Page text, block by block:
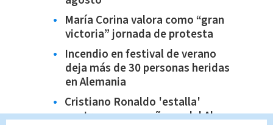
María Corina valora como “gran
victoria” jornada de protesta
Incendio en festival de verano
deja más de 30 personas heridas
en Alemania
Cristiano Ronaldo 'estalla'
contra sus compañeros del Al-